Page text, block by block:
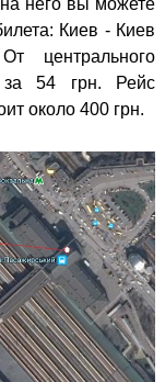
Киев - Киев
центрального
за 54 грн. Рейс
около 400 грн.